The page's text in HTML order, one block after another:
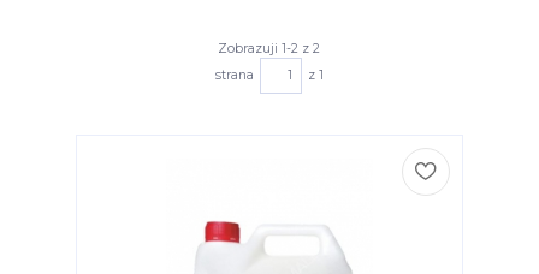
Zobrazuji 1-2 z 2
strana
z 1